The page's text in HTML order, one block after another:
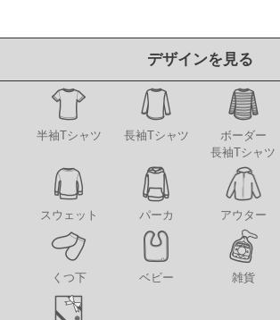
デザインを見る
半袖Tシャツ 長袖Tシャツ
ボーダー
長袖Tシャツ
スウェット パーカ アウター
くつ下 ベビー 雑貨